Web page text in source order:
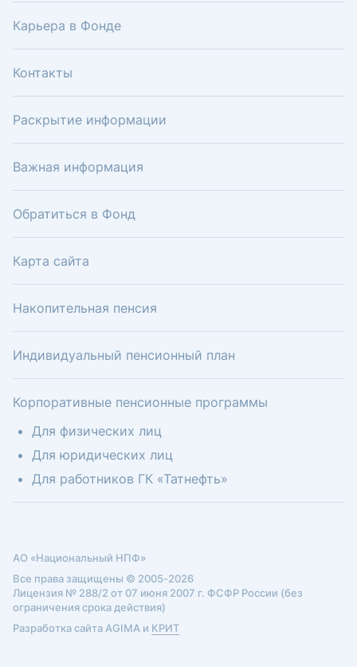
Карьера в Фонде
Контакты
Раскрытие информации
Важная информация
Обратиться в Фонд
Карта сайта
Накопительная пенсия
Индивидуальный пенсионный план
Корпоративные пенсионные программы
Для физических лиц
Для юридических лиц
Для работников ГК «Татнефть»
АО «Национальный НПФ»
Все права защищены © 2005-2026
Лицензия № 288/2 от 07 июня 2007 г. ФСФР России (без
ограничения срока действия)
Разработка сайта AGIMA и КРИТ